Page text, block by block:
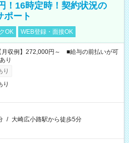
！16時定時！契約状況の
ポート
OK WEB登録・面接OK
収例】272,000円～ ■給与の前払いが可
り
り
り
/ 大崎広小路駅から徒歩5分